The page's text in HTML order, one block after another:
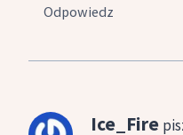
Odpowiedz
Ice_Fire